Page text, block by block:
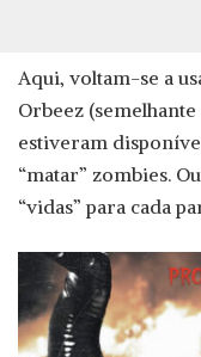
Aqui, voltam-se a
Orbeez
estiveram
“matar” zombies.
“vidas” para cada